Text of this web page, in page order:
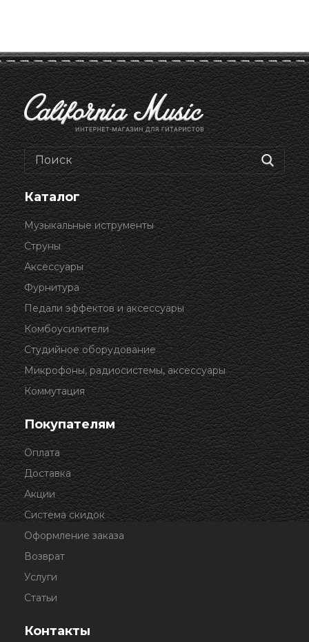
Каталог
Музыкальные иструменты
Струны
Аксессуары
Фурнитура
Педали эффектов и аксессуары
Комбоусилители
Студийное оборудование
Микрофоны, радиосистемы, аксессуары
Коммутация
Покупателям
Оплата
Доставка
Акции
Система скидок
Оформление заказа
Возврат
Услуги
Статьи
Контакты